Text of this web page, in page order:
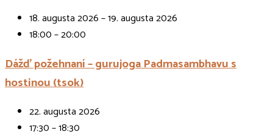
18. augusta 2026 – 19. augusta 2026
18:00 – 20:00
Dážď požehnaní – gurujoga Padmasambhavu s
hostinou (tsok)
22. augusta 2026
17:30 – 18:30